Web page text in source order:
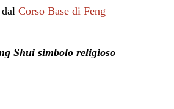
Corso Base di Feng
Shui simbolo religioso